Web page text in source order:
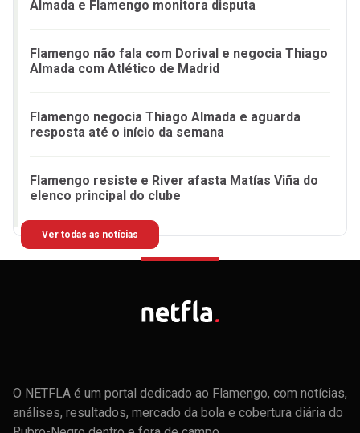
Almada e Flamengo monitora disputa
Flamengo não fala com Dorival e negocia Thiago
Almada com Atlético de Madrid
Flamengo negocia Thiago Almada e aguarda
resposta até o início da semana
Flamengo resiste e River afasta Matías Viña do
elenco principal do clube
Ver todas as notícias
O NETFLA é um portal dedicado ao Flamengo, com notícias,
análises, resultados, mercado da bola e cobertura diária do